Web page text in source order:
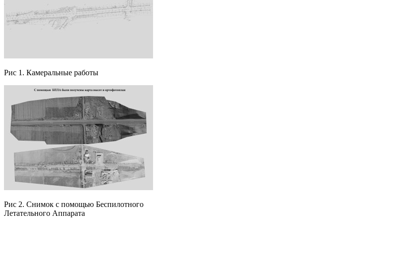
Рис 1. Камеральные работы
Рис 2. Снимок с помощью Беспилотного
Летательного Аппарата